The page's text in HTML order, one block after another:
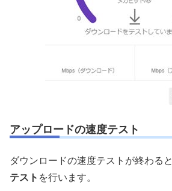
アップロードの速度テスト
ダウンロードの速度テストが終わると
テスト を行います。